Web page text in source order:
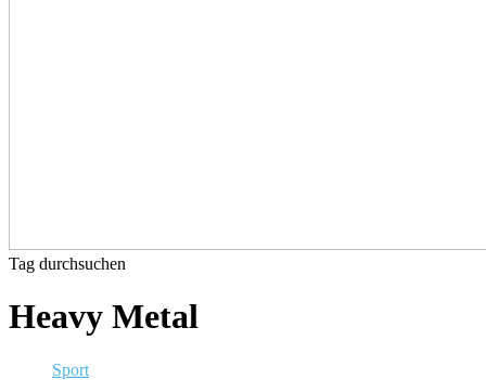
Tag durchsuchen
Heavy Metal
Sport